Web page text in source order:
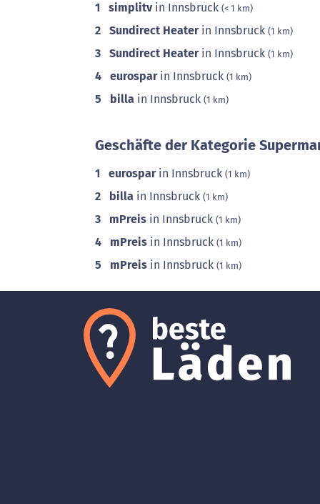
1 simplitvin Innsbruck (< 1 km)
2 Sundirect Heaterin Innsbruck (1 km)
3 Sundirect Heaterin Innsbruck (1 km)
4 eurosparin Innsbruck (1 km)
5 billa in Innsbruck (1 km)
Geschäfte der Kategorie
1 eurosparin Innsbruck (1 km)
2 billa in Innsbruck (1 km)
3 mPreis in Innsbruck (1 km)
4 mPreis in Innsbruck (1 km)
5 mPreis in Innsbruck (1 km)